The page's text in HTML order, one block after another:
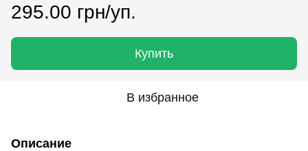
295.00 грн/уп.
Купить
В избранное
Описание